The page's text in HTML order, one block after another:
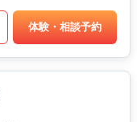
体験・相談予約